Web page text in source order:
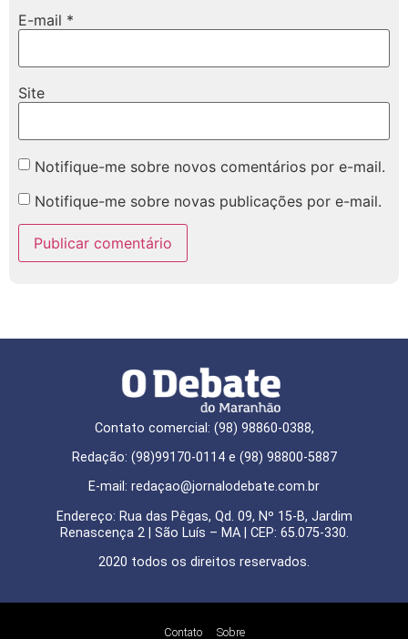
E-mail *
Site
Notifique-me sobre novos comentários por e-mail.
Notifique-me sobre novas publicações por e-mail.
Contato comercial: (98) 98860-0388,
Redação: (98)99170-0114 e (98) 98800-5887
E-mail: redaçao@jornalodebate.com.br
Endereço: Rua das Pêgas, Qd. 09, Nº 15-B, Jardim
Renascença 2 | São Luís – MA | CEP: 65.075-330.
2020 todos os direitos reservados.
Contato Sobre